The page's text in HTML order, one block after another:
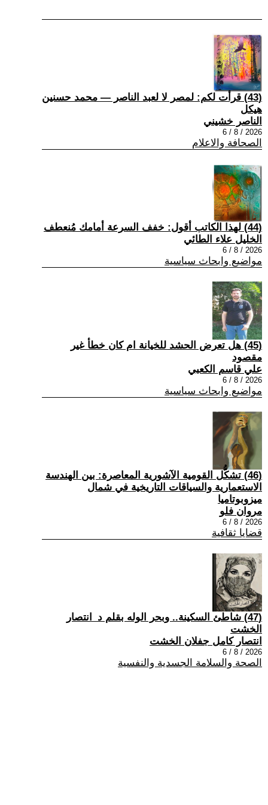
(43) قرأت لكم: لمصر لا لعبد الناصر — محمد حسنين
هيكل
الناصر خشيني
2026 / 8 / 6
الصحافة والاعلام
(44) لهذا الكاتب أقول: خفف السرعة أمامك مُنعطف
الخليل علاء الطائي
2026 / 8 / 6
مواضيع وابحاث سياسية
(45) هل تعرض الحشد للخيانة ام كان خطأ غير
مقصود
علي قاسم الكعبي
2026 / 8 / 6
مواضيع وابحاث سياسية
(46) تشكُّل القومية الآشورية المعاصرة: بين الهندسة
الاستعمارية والسياقات التاريخية في شمال
ميزوبوتاميا
مروان فلو
2026 / 8 / 6
قضايا ثقافية
(47) شاطئ السكينة.. وبحر الوله بقلم د_انتصار
الخشت
انتصار كامل جفلان الخشت
2026 / 8 / 6
الصحة والسلامة الجسدية والنفسية